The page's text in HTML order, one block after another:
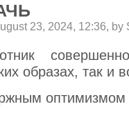
23, 2024, 12:36, by
образах, так и
оптимизмом